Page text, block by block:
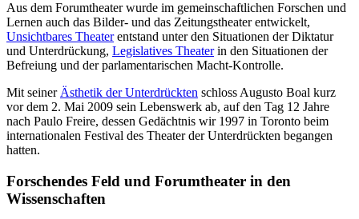
Aus dem Forumtheater wurde im gemeinschaftlichen Forschen und
Lernen auch das Bilder- und das Zeitungstheater entwickelt,
Unsichtbares Theaterentstand unter den Situationen der Diktatur
und Unterdrückung, Legislatives Theaterin den Situationen der
Befreiung und der parlamentarischen Macht-Kontrolle.
Mit seiner Ästhetik der Unterdrückten schloss Augusto Boal kurz
vor dem 2. Mai 2009 sein Lebenswerk ab, auf den Tag 12 Jahre
nach Paulo Freire, dessen Gedächtnis wir 1997 in Toronto beim
internationalen Festival des Theater der Unterdrückten begangen
hatten.
Forschendes Feld und Forumtheater in den
Wissenschaften